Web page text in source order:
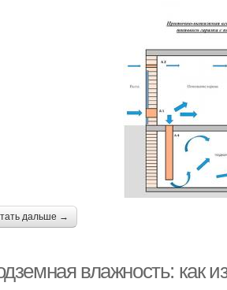
дальше →
влажность: как